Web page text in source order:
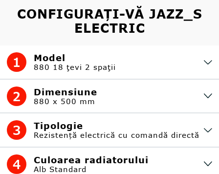
CONFIGURAȚI-VĂ JAZZ_S
ELECTRIC
1 Model
880 18 ţevi 2 spaţii
2 Dimensiune
880 x 500 mm
3 Tipologie
Rezistență electrică cu comandă directă
4 Culoarea radiatorului
Alb Standard